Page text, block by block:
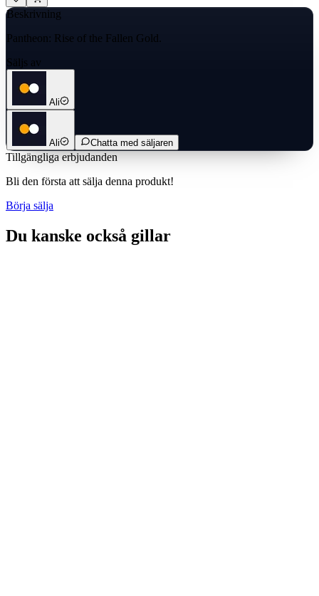
Beskrivning
Pantheon: Rise of the Fallen Gold.
Säljs av
Ali
Ali Chatta med säljaren
Tillgängliga erbjudanden
Bli den första att sälja denna produkt!
Börja sälja
Du kanske också gillar